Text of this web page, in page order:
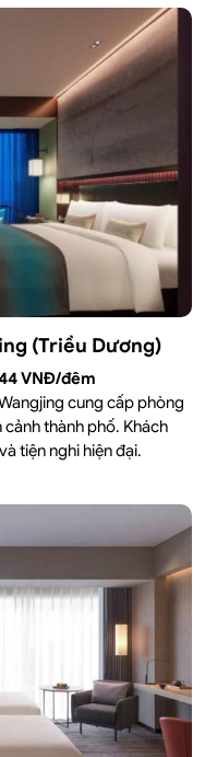
(Triều Dương)
VNĐ/đêm
cung cấp phòng
thành phố. Khách
tiện nghi hiện đại.​